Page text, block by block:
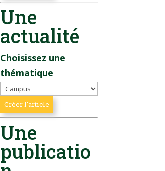
Une
actualité
Choisissez une
thématique
Une
publicatio